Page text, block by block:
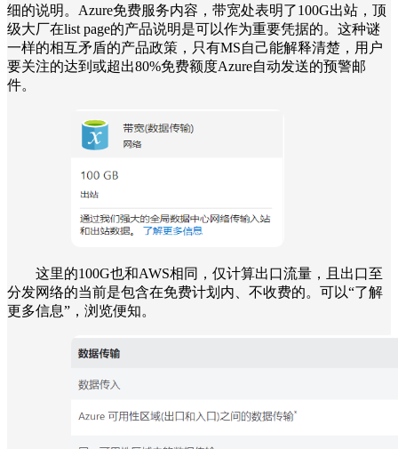
细的说明。Azure免费服务内容，带宽处表明了100G出站，顶
级大厂在list page的产品说明是可以作为重要凭据的。这种谜
一样的相互矛盾的产品政策，只有MS自己能解释清楚，用户
要关注的达到或超出80%免费额度Azure自动发送的预警邮
件。
这里的100G也和AWS相同，仅计算出口流量，且出口至
分发网络的当前是包含在免费计划内、不收费的。可以“了解
更多信息”，浏览便知。